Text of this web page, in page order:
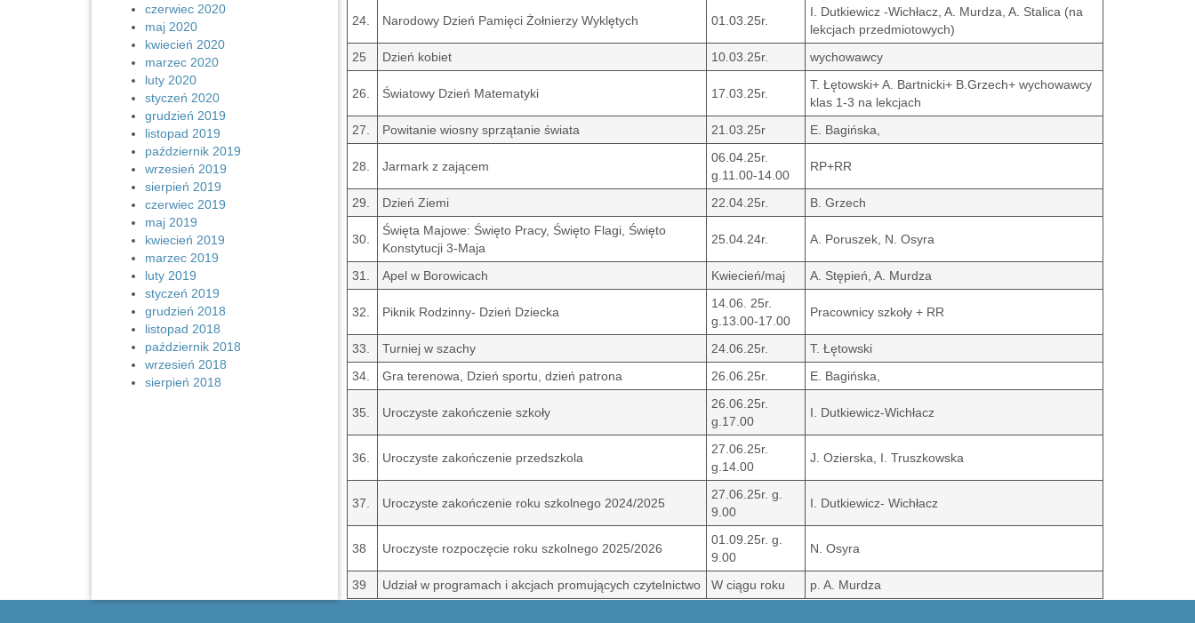
czerwiec 2020
maj 2020
kwiecień 2020
marzec 2020
luty 2020
styczeń 2020
grudzień 2019
listopad 2019
październik 2019
wrzesień 2019
sierpień 2019
czerwiec 2019
maj 2019
kwiecień 2019
marzec 2019
luty 2019
styczeń 2019
grudzień 2018
listopad 2018
październik 2018
wrzesień 2018
sierpień 2018
24. Narodowy Dzień Pamięci Żołnierzy Wyklętych 01.03.25r.
I. Dutkiewicz -Wichłacz, A. Murdza, A. Stalica (na
lekcjach przedmiotowych)
25
Dzień kobiet 10.03.25r. wychowawcy
26. Światowy Dzień Matematyki 17.03.25r.
T. Łętowski+ A. Bartnicki+ B.Grzech+ wychowawcy
klas 1-3 na lekcjach
27.
Powitanie wiosny sprzątanie świata 21.03.25r E. Bagińska,
28. Jarmark z zającem
06.04.25r.
g.11.00-14.00
RP+RR
29. Dzień Ziemi 22.04.25r. B. Grzech
30.
Święta Majowe: Święto Pracy, Święto Flagi, Święto
Konstytucji 3-Maja
25.04.24r. A. Poruszek, N. Osyra
31. Apel w Borowicach Kwiecień/maj A. Stępień, A. Murdza
32. Piknik Rodzinny- Dzień Dziecka
14.06. 25r.
g.13.00-17.00
Pracownicy szkoły + RR
33. Turniej w szachy 24.06.25r.
T. Łętowski
34.
Gra terenowa, Dzień sportu, dzień patrona 26.06.25r. E. Bagińska,
35. Uroczyste zakończenie szkoły
26.06.25r.
g.17.00
I. Dutkiewicz-Wichłacz
36. Uroczyste zakończenie przedszkola
27.06.25r.
g.14.00
J. Ozierska, I. Truszkowska
37. Uroczyste zakończenie roku szkolnego 2024/2025
27.06.25r. g.
9.00
I. Dutkiewicz- Wichłacz
38 Uroczyste rozpoczęcie roku szkolnego 2025/2026
01.09.25r. g.
9.00
N. Osyra
39 Udział w programach i akcjach promujących czytelnictwo W ciągu roku p. A. Murdza